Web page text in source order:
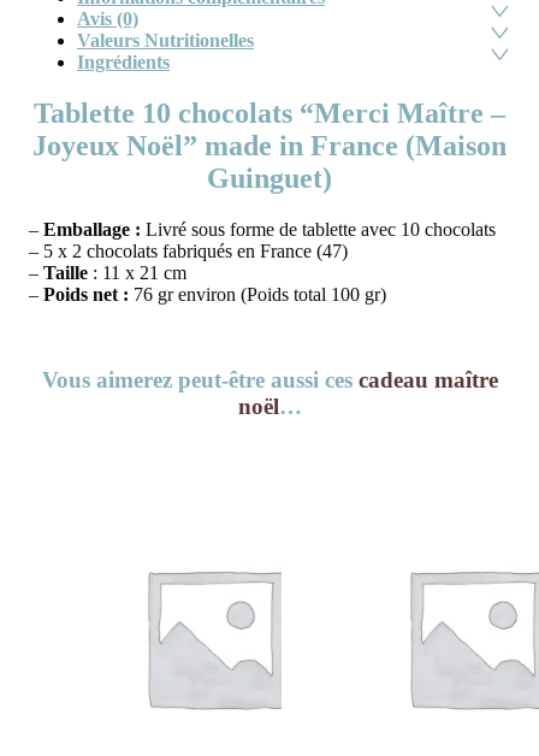
Avis (0)
Valeurs Nutritionelles
Ingrédients
Tablette 10 chocolats “Merci Maître –
Joyeux Noël” made in France (Maison
Guinguet)
– Emballage : Livré sous forme de tablette avec 10 chocolats
– 5 x 2 chocolats fabriqués en France (47)
– Taille : 11 x 21 cm
– Poids net : 76 gr environ (Poids total 100 gr)
Vous aimerez peut-être aussi ces cadeau maître
noël…